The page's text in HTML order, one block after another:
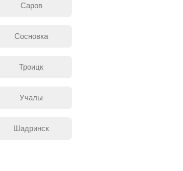
Саров
Сосновка
Троицк
Учалы
Шадринск